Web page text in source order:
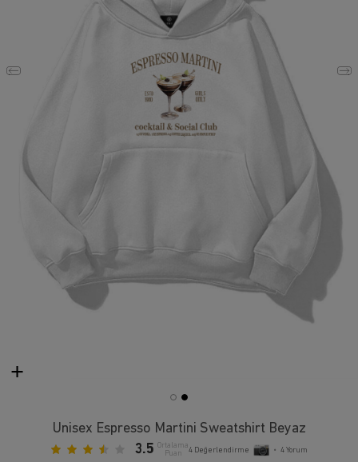
Unisex Espresso Martini Sweatshirt Beyaz
3.5 Ortalama
Puan
4 Değerlendirme • 4Yorum